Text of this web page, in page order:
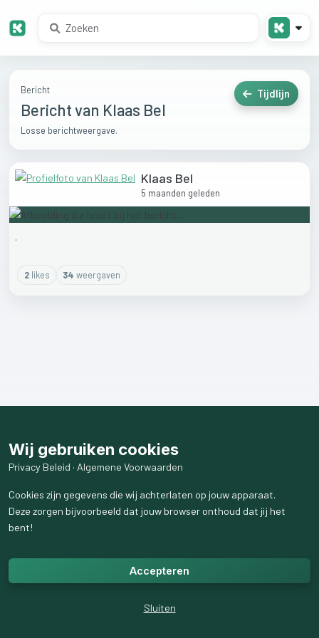
Bericht
Bericht van Klaas Bel
Losse berichtweergave.
Tijdlijn
Klaas Bel
5 maanden geleden
.
2likes 34 weergaven
Wij gebruiken cookies
Privacy Beleid · Algemene Voorwaarden
Cookies zijn gegevens die wij achterlaten op jouw apparaat.
Deze zorgen bijvoorbeeld dat jouw browser onthoud dat jij het
bent!
Accepteren
Sluiten